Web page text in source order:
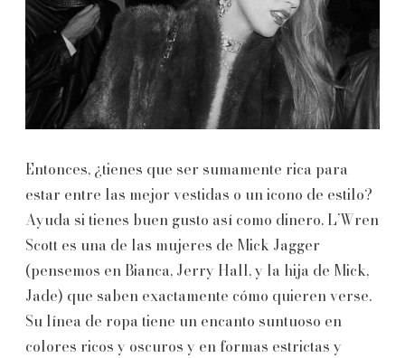
Entonces, ¿tienes que ser sumamente rica para
estar entre las mejor vestidas o un icono de estilo?
Ayuda si tienes buen gusto así como dinero. L’Wren
Scott es una de las mujeres de Mick Jagger
(pensemos en Bianca, Jerry Hall, y la hija de Mick,
Jade) que saben exactamente cómo quieren verse.
Su línea de ropa tiene un encanto suntuoso en
colores ricos y oscuros y en formas estrictas y